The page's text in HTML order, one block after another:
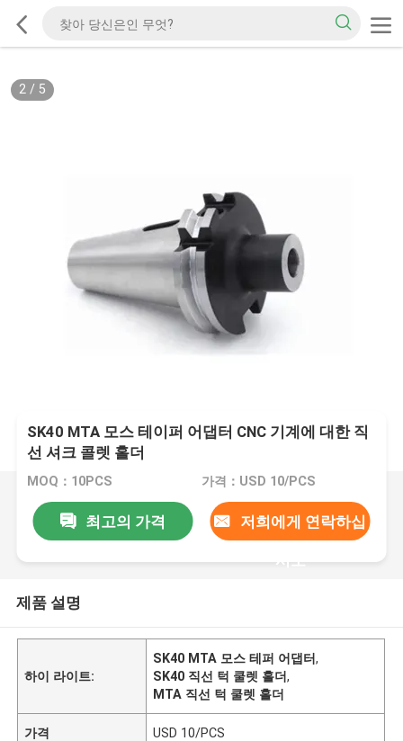
2/ 5
SK40 MTA 모스 테이퍼 어댑터 CNC 기계에 대한 직
선 셔크 콜렛 홀더
MOQ：10PCS 가격：USD 10/PCS
최고의 가격 저희에게 연락하십
시오
제품 설명
하이 라이트:
SK40 MTA 모스 테퍼 어댑터,
SK40 직선 턱 쿨렛 홀더,
MTA 직선 턱 쿨렛 홀더
가격 USD 10/PCS